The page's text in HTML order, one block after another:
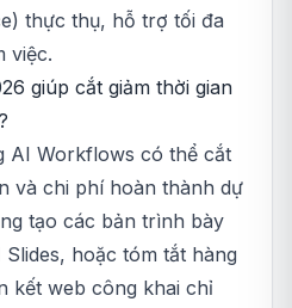
thực thụ, hỗ trợ tối đa
việc.
giúp cắt giảm thời gian
AI Workflows có thể cắt
và chi phí hoàn thành dự
tạo các bản trình bày
hoặc tóm tắt hàng
kết web công khai chỉ